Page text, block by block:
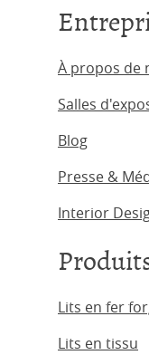
À propos de
Salles
Blog
Presse &
Interior
Lits en fer
Lits en tissu